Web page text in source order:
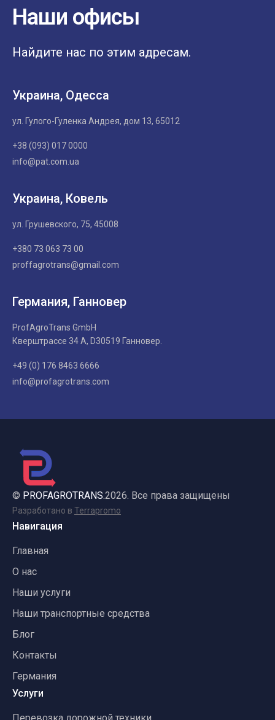
Наши офисы
Найдите нас по этим адресам.
Украина, Одесса
ул. Гулого-Гуленка Андрея, дом 13, 65012
+38 (093) 017 0000
info@pat.com.ua
Украина, Ковель
ул. Грушевского, 75, 45008
+380 73 063 73 00
proffagrotrans@gmail.com
Германия, Ганновер
ProfAgroTrans GmbH
Кверштрассе 34 А, D30519 Ганновер.
+49 (0) 176 8463 6666
info@profagrotrans.com
© PROFAGROTRANS.2026. Все права защищены
Разработано в Terrapromo
Навигация
Главная
О нас
Наши услуги
Наши транспортные средства
Блог
Контакты
Германия
Услуги